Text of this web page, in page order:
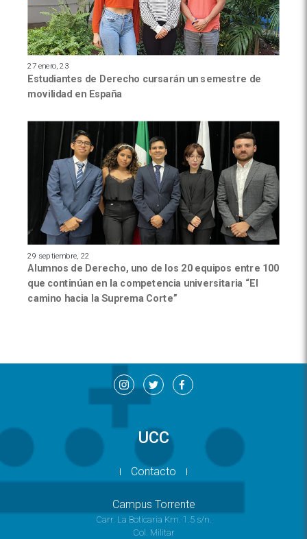
27 enero, 23
Estudiantes de Derecho cursarán un semestre de
movilidad en España
29 septiembre, 22
Alumnos de Derecho, uno de los 20 equipos entre 100
que continúan en la competencia universitaria “El
camino hacia la Suprema Corte”
UCC
Contacto
Campus Torrente
Carr. La Boticaria Km. 1.5 s/n.
Col. Militar